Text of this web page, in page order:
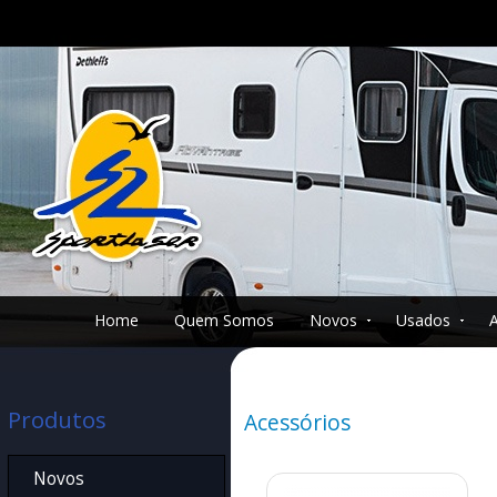
Home Quem Somos Novos Usados
Acessórios
Produtos
Novos